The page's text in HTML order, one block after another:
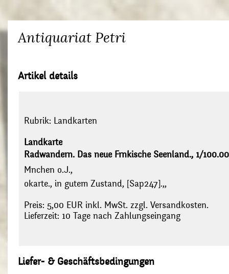
Antiquariat Petri
Artikel details
Rubrik: Landkarten
Landkarte
Radwandern. Das neue Frnkische Seenland., 1/
Mnchen o.J.,
okarte., in gutem Zustand, [Sap247].,,
Preis: 5,00 EUR inkl. MwSt. zzgl. Versandkosten.
Lieferzeit: 10 Tage nach Zahlungseingang
Liefer- & Geschäftsbedingungen